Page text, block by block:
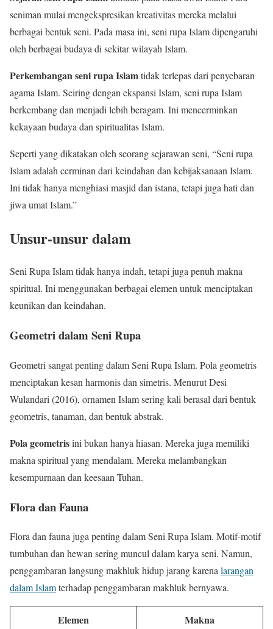
seniman mulai mengekspresikan kreativitas mereka melalui
berbagai bentuk seni. Pada masa ini, seni rupa Islam dipengaruhi
oleh berbagai budaya di sekitar wilayah Islam.
Perkembangan seni rupa Islamtidak terlepas dari penyebaran
agama Islam. Seiring dengan ekspansi Islam, seni rupa Islam
berkembang dan menjadi lebih beragam. Ini mencerminkan
kekayaan budaya dan spiritualitas Islam.
Seperti yang dikatakan oleh seorang sejarawan seni, “Seni rupa
Islam adalah cerminan dari keindahan dan kebijaksanaan Islam.
Ini tidak hanya menghiasi masjid dan istana, tetapi juga hati dan
jiwa umat Islam.”
Unsur-unsur dalam
Seni Rupa Islam tidak hanya indah, tetapi juga penuh makna
spiritual. Ini menggunakan berbagai elemen untuk menciptakan
keunikan dan keindahan.
Geometri dalam Seni Rupa
Geometri sangat penting dalam Seni Rupa Islam. Pola geometris
menciptakan kesan harmonis dan simetris. Menurut Desi
Wulandari (2016), ornamen Islam sering kali berasal dari bentuk
geometris, tanaman, dan bentuk abstrak.
Pola geometrisini bukan hanya hiasan. Mereka juga memiliki
makna spiritual yang mendalam. Mereka melambangkan
kesempurnaan dan keesaan Tuhan.
Flora dan Fauna
Flora dan fauna juga penting dalam Seni Rupa Islam. Motif-motif
tumbuhan dan hewan sering muncul dalam karya seni. Namun,
penggambaran langsung makhluk hidup jarang karenalarangan
dalam Islamterhadap penggambaran makhluk bernyawa.
Elemen Makna